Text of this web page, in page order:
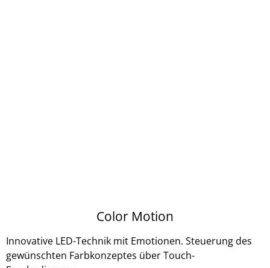
Color Motion
Innovative LED-Technik mit Emotionen. Steuerung des
gewünschten Farbkonzeptes über Touch-